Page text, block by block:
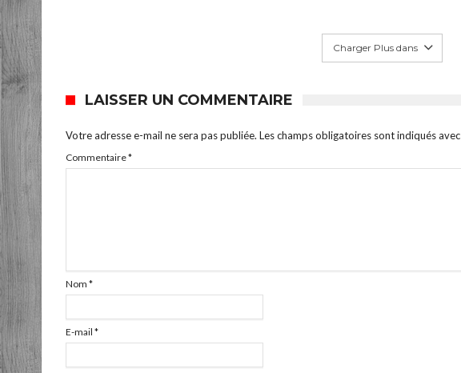
Charger Plus dans
LAISSER UN COMMENTAIRE
Votre adresse e-mail ne sera pas publiée. Les champs obligatoires sont indiqués avec
Commentaire*
Nom *
E-mail *